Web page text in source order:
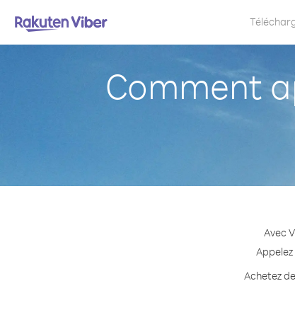
Comment
Avec
Achetez